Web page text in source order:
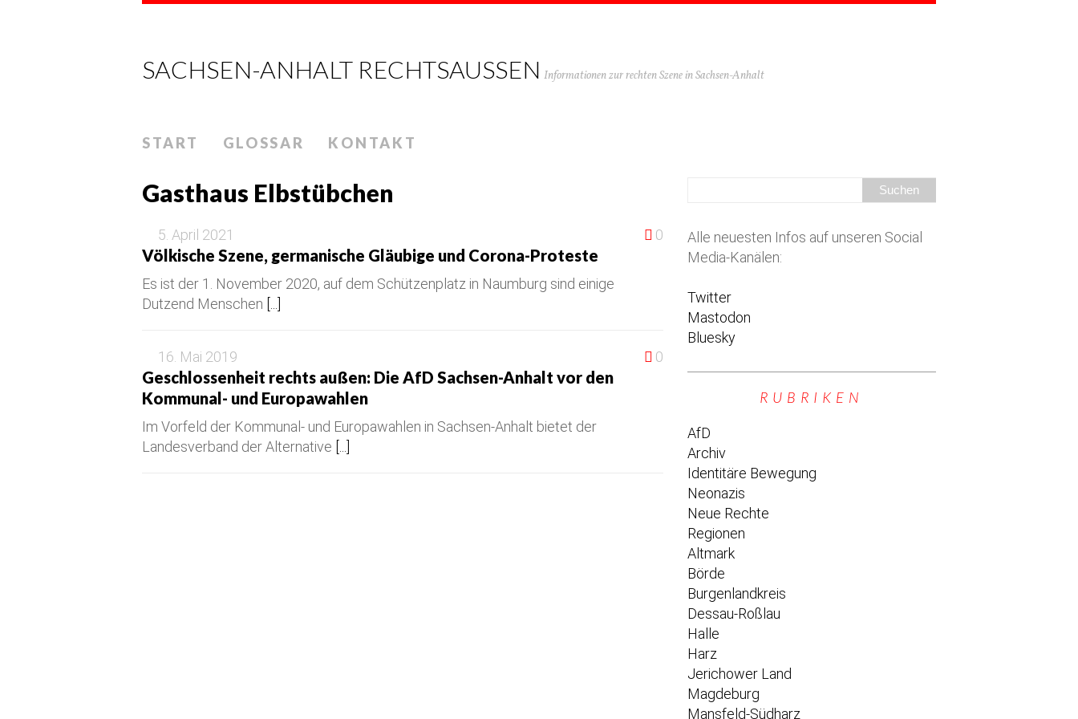
SACHSEN-ANHALT RECHTSAUSSEN Informationen zur rechten Szene in Sachsen-Anhalt
START GLOSSAR KONTAKT
Gasthaus Elbstübchen
5. April 2021 0
Völkische Szene, germanische Gläubige und Corona-Proteste
Es ist der 1. November 2020, auf dem Schützenplatz in Naumburg sind einige
Dutzend Menschen
16. Mai 2019 0
Geschlossenheit rechts außen: Die AfD Sachsen-Anhalt vor den
Kommunal- und Europawahlen
Im Vorfeld der Kommunal- und Europawahlen in Sachsen-Anhalt bietet der
Landesverband der Alternative
Alle neuesten Infos auf unseren Social
Media-Kanälen:
Twitter
Mastodon
Bluesky
RUBRIKEN
AfD
Archiv
Identitäre Bewegung
Neonazis
Neue Rechte
Regionen
Altmark
Börde
Burgenlandkreis
Dessau-Roßlau
Halle
Harz
Jerichower Land
Magdeburg
Mansfeld-Südharz